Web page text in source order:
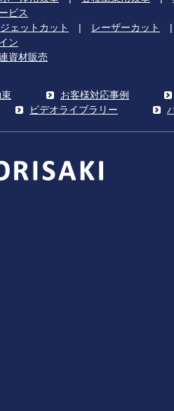
ビス
ェットカット
| レーザーカット
ン
資材販売
お客様対応事例
ビデオライブラリー